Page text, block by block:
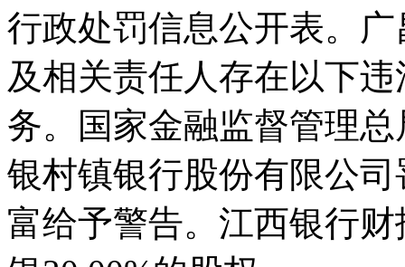
行政处罚信息公开表。
及相关责任人存在以下
务。国家金融监督管理
银村镇银行股份有限公
富给予警告。江西银行